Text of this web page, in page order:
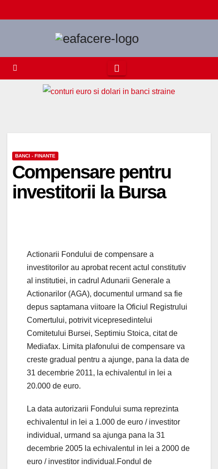
to
BANCI - FINANTE
Compensare pentru
investitorii la Bursa
Actionarii Fondului de compensare a
investitorilor au aprobat recent actul constitutiv
al institutiei, in cadrul Adunarii Generale a
Actionarilor (AGA), documentul urmand sa fie
depus saptamana viitoare la Oficiul Registrului
Comertului, potrivit vicepresedintelui
Comitetului Bursei, Septimiu Stoica, citat de
Mediafax. Limita plafonului de compensare va
creste gradual pentru a ajunge, pana la data de
31 decembrie 2011, la echivalentul in lei a
20.000 de euro.
La data autorizarii Fondului suma reprezinta
echivalentul in lei a 1.000 de euro / investitor
individual, urmand sa ajunga pana la 31
decembrie 2005 la echivalentul in lei a 2000 de
euro / investitor individual.Fondul de